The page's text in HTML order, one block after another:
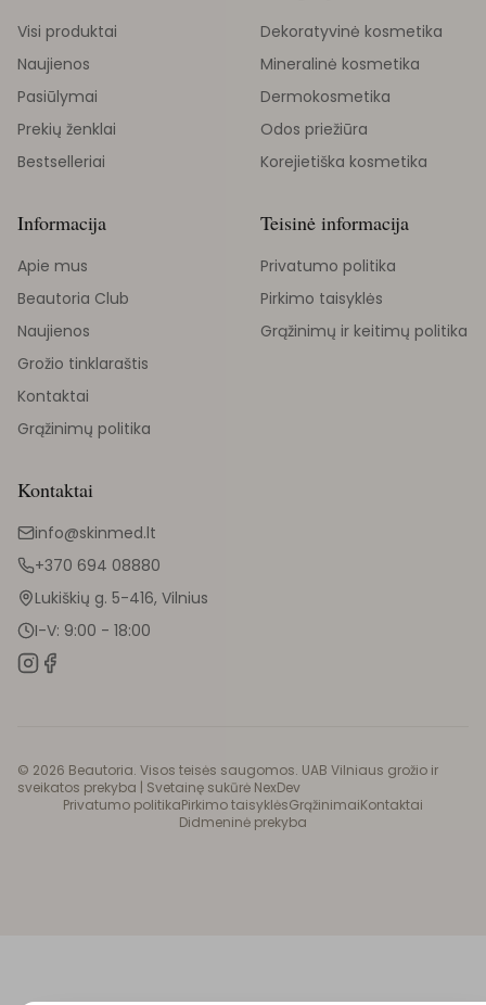
Visi produktai
Naujienos
Pasiūlymai
Prekių ženklai
Bestselleriai
Dekoratyvinė kosmetika
Mineralinė kosmetika
Dermokosmetika
Odos priežiūra
Korejietiška kosmetika
Informacija
Apie mus
Beautoria Club
Naujienos
Grožio tinklaraštis
Kontaktai
Grąžinimų politika
Teisinė informacija
Privatumo politika
Pirkimo taisyklės
Grąžinimų ir keitimų politika
Kontaktai
info@skinmed.lt
+370 694 08880
Lukiškių g. 5-416, Vilnius
I-V: 9:00 - 18:00
© 2026 Beautoria. Visos teisės saugomos. UAB Vilniaus grožio ir
sveikatos prekyba | Svetainę sukūrė NexDev
Privatumo politikaPirkimo taisyklėsGrąžinimaiKontaktai
Didmeninė prekyba